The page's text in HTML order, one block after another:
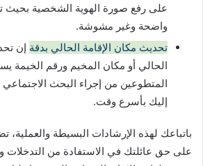
على رفع صورة الهوية الشخصية بحيث
واضحة وغير مشوشة.
تحديث مكان الإقامة الحالي بدقة إن
الحالي أو مكان المخيم ورقم الخيمة
المتطوعين من إجراء البحث الاجتماعي
إليك بأسرع وقت.
باتباعك لهذه الإرشادات البسيطة والعملية،
على حق عائلتك في الاستفادة من التدخلات